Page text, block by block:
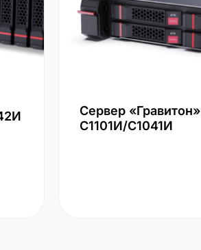
Сервер «Гравитон»
С1101И/С1041И